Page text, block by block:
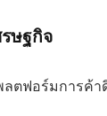
ษฐกิจ
ตฟอร์มการค้า